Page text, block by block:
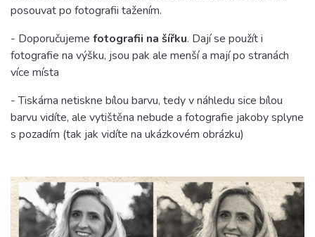
posouvat po fotografii tažením.
- Doporučujeme fotografii na šířku. Dají se použít i
fotografie na výšku, jsou pak ale menší a mají po stranách
více místa
- Tiskárna netiskne bílou barvu, tedy v náhledu sice bílou
barvu vidíte, ale vytištěna nebude a fotografie jakoby splyne
s pozadím (tak jak vidíte na ukázkovém obrázku)